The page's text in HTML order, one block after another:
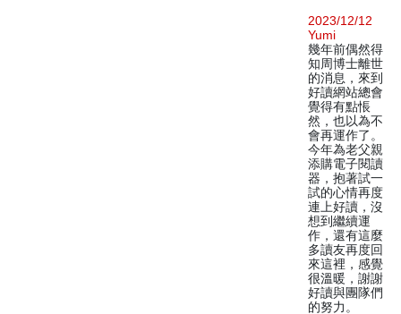
2023/12/12
Yumi
幾年前偶然得
知周博士離世
的消息，來到
好讀網站總會
覺得有點悵
然，也以為不
會再運作了。
今年為老父親
添購電子閱讀
器，抱著試一
試的心情再度
連上好讀，沒
想到繼續運
作，還有這麼
多讀友再度回
來這裡，感覺
很溫暖，謝謝
好讀與團隊們
的努力。